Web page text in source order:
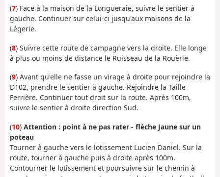
(7) Face à la maison de la Longueraie, suivre le sentier à
gauche. Continuer sur celui-ci jusqu'aux maisons de la
Légerie.
(8) Suivre cette route de campagne vers la droite. Elle longe
à plus ou moins de distance le Ruisseau de la Rouërie.
(9) Avant qu'elle ne fasse un virage à droite pour rejoindre la
D102, prendre le sentier à gauche. Rejoindre la Taille
Ferrière. Continuer tout droit sur la route. Après 100m,
suivre le sentier à droite direction Sud.
(10) Attention : point à ne pas rater - flèche Jaune sur un
poteau
Tourner à gauche vers le lotissement Lucien Daniel. Sur la
route, tourner à gauche puis à droite après 100m.
Contourner le lotissement et poursuivre sur le chemin à